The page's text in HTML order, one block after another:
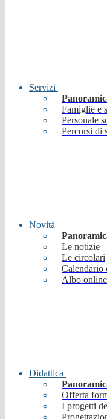
Servizi
Famiglie e
Personale
Percorsi di
Novità
Le notizie
Le circolari
Calendario
Albo online
Didattica
Offerta
I progetti